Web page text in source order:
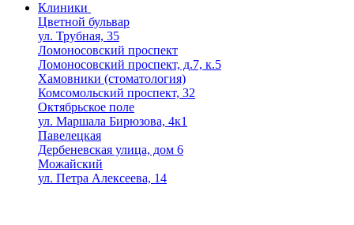
Клиники
Цветной бульвар
ул. Трубная, 35
Ломоносовский проспект
Ломоносовский проспект, д.7, к.5
Хамовники (стоматология)
Комсомольский проспект, 32
Октябрьское поле
ул. Маршала Бирюзова, 4к1
Павелецкая
Дербеневская улица, дом 6
Можайский
ул. Петра Алексеева, 14